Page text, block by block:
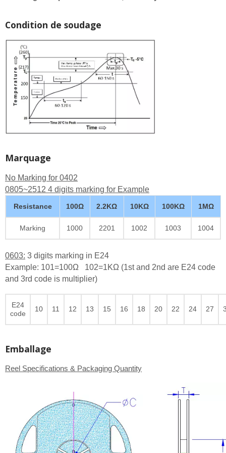
Condition de soudage
Marquage
No Marking for 0402
0805~2512 4 digits marking for Example
Resistance 100Ω 2.2KΩ 10KΩ 100KΩ 1MΩ
Marking 1000 2201 1002 1003 1004
0603: 3 digits marking in E24
Example: 101=100Ω 102=1KΩ (1st and 2nd are E24 code
and 3rd code is multiplier)
E24
code
10 11 12 13 15 16 18 20 22 24 27
Emballage
Reel Specifications & Packaging Quantity